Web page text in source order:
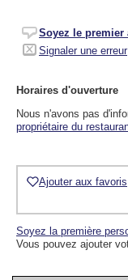
Soyez le premier
Signaler une erreur
Horaires d'ouverture
Nous n'avons pas
propriétaire du
Ajouter aux favoris
Soyez la première
Vous pouvez ajouter